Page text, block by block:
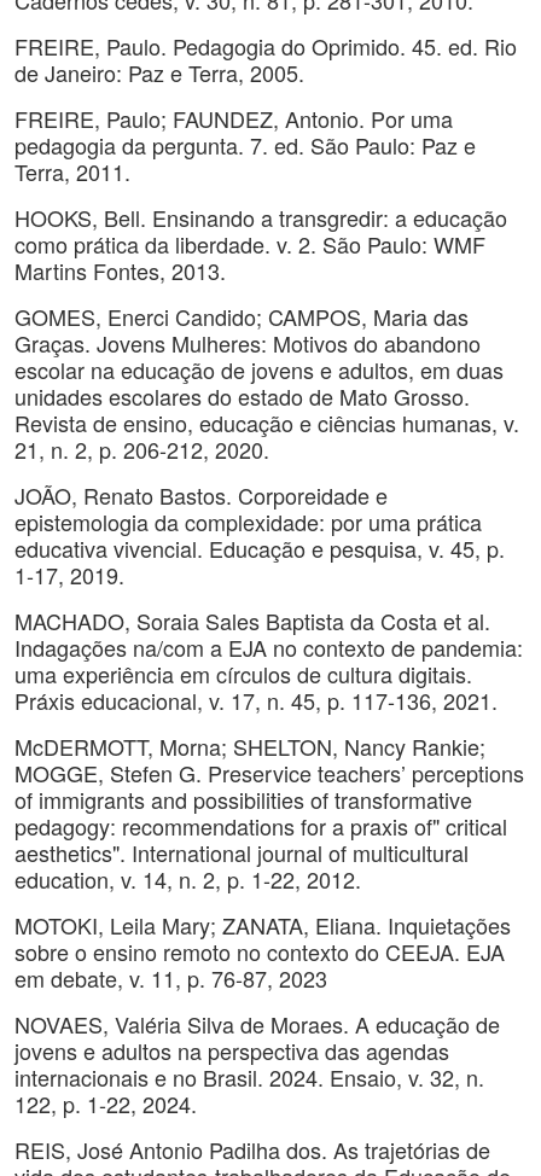
FREIRE, Paulo. Pedagogia do Oprimido. 45. ed. Rio
de Janeiro: Paz e Terra, 2005.
FREIRE, Paulo; FAUNDEZ, Antonio. Por uma
pedagogia da pergunta. 7. ed. São Paulo: Paz e
Terra, 2011.
HOOKS, Bell. Ensinando a transgredir: a educação
como prática da liberdade. v. 2. São Paulo: WMF
Martins Fontes, 2013.
GOMES, Enerci Candido; CAMPOS, Maria das
Graças. Jovens Mulheres: Motivos do abandono
escolar na educação de jovens e adultos, em duas
unidades escolares do estado de Mato Grosso.
Revista de ensino, educação e ciências humanas, v.
21, n. 2, p. 206-212, 2020.
JOÃO, Renato Bastos. Corporeidade e
epistemologia da complexidade: por uma prática
educativa vivencial. Educação e pesquisa, v. 45, p.
1-17, 2019.
MACHADO, Soraia Sales Baptista da Costa et al.
Indagações na/com a EJA no contexto de pandemia:
uma experiência em círculos de cultura digitais.
Práxis educacional, v. 17, n. 45, p. 117-136, 2021.
McDERMOTT, Morna; SHELTON, Nancy Rankie;
MOGGE, Stefen G. Preservice teachers’ perceptions
of immigrants and possibilities of transformative
pedagogy: recommendations for a praxis of" critical
aesthetics". International journal of multicultural
education, v. 14, n. 2, p. 1-22, 2012.
MOTOKI, Leila Mary; ZANATA, Eliana. Inquietações
sobre o ensino remoto no contexto do CEEJA. EJA
em debate, v. 11, p. 76-87, 2023
NOVAES, Valéria Silva de Moraes. A educação de
jovens e adultos na perspectiva das agendas
internacionais e no Brasil. 2024. Ensaio, v. 32, n.
122, p. 1-22, 2024.
REIS, José Antonio Padilha dos. As trajetórias de